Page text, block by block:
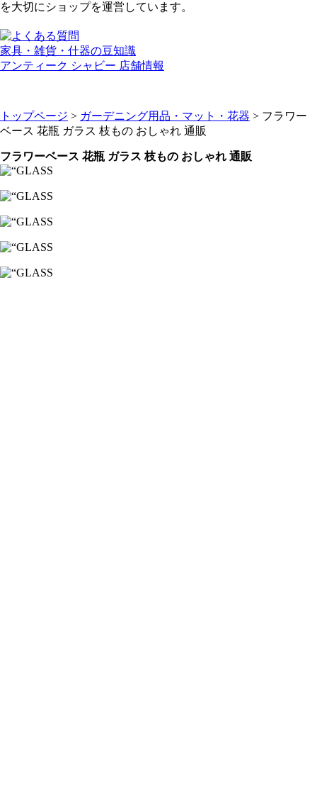
を大切にショップを運営しています。
家具・雑貨・什器の豆知識
アンティーク シャビー 店舗情報
トップページ > ガーデニング用品・マット・花器 > フラワー
ベース 花瓶 ガラス 枝もの おしゃれ 通販
フラワーベース 花瓶 ガラス 枝もの おしゃれ 通販